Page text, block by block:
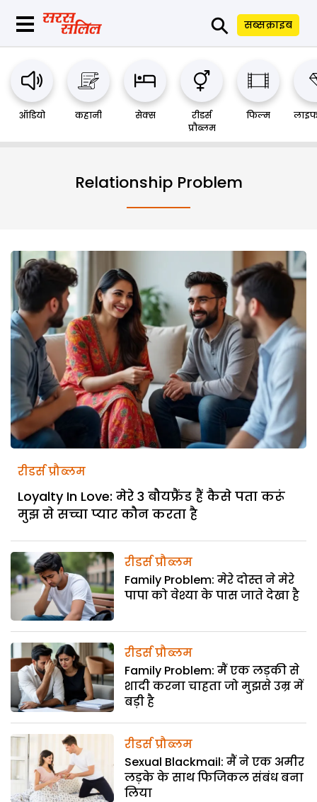
⚲ सब्सक्राइब
ऑडियो कहानी सेक्स
रीडर्स
प्रौब्लम
फिल्म
Relationship Problem
रीडर्स प्रौब्लम
Loyalty In Love: मेरे 3 बौयफ्रैंड हैं कैसे पता करूं
मुझ से सच्चा प्यार कौन करता है
रीडर्स प्रौब्लम
Family Problem: मेरे दोस्त ने मेरे
पापा को वेश्या के पास जाते देखा है
रीडर्स प्रौब्लम
Family Problem: मैं एक लड़की से
शादी करना चाहता जो मुझसे उम्र में
बड़ी है
रीडर्स प्रौब्लम
Sexual Blackmail: मैं ने एक अमीर
लड़के के साथ फिजिकल संबंध बना
लिया